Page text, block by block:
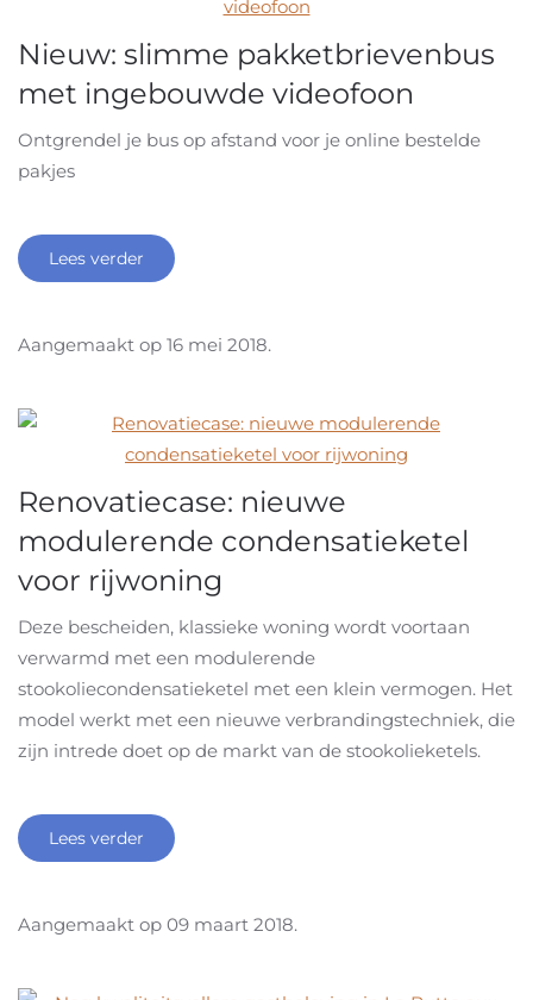
Nieuw: slimme pakketbrievenbus
met ingebouwde videofoon
Ontgrendel je bus op afstand voor je online bestelde
pakjes
Lees verder
Aangemaakt op 16 mei 2018.
Renovatiecase: nieuwe
modulerende condensatieketel
voor rijwoning
Deze bescheiden, klassieke woning wordt voortaan
verwarmd met een modulerende
stookoliecondensatieketel met een klein vermogen. Het
model werkt met een nieuwe verbrandingstechniek, die
zijn intrede doet op de markt van de stookolieketels.
Lees verder
Aangemaakt op 09 maart 2018.